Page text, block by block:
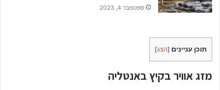
ספטמבר 4, 2023
תוכן עניינים [הצג]
מזג אוויר בקיץ באנטליה